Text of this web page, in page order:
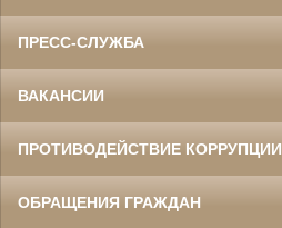
ПРЕСС-СЛУЖБА
ВАКАНСИИ
ПРОТИВОДЕЙСТВИЕ КОРРУПЦИИ
ОБРАЩЕНИЯ ГРАЖДАН